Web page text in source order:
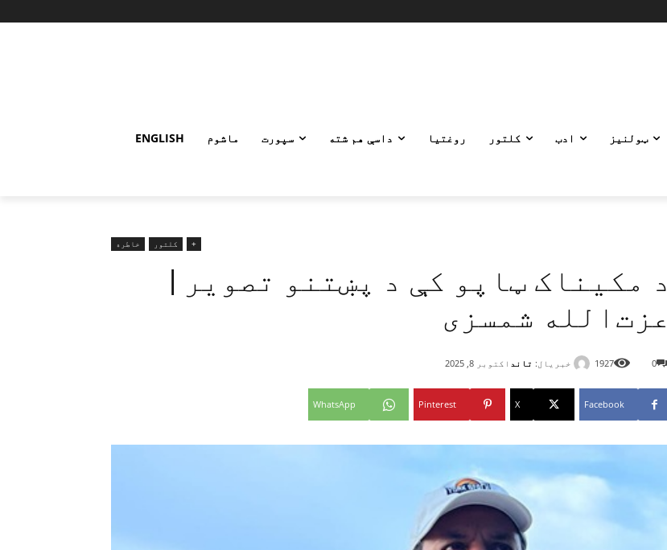
ټولنیز ادب کلتور روغتیا داسې هم شته سپورت ماشوم ENGLISH
+ کلتور خاطره
د مکیناک ټاپو کې د پښتنو تصویر |
عزت‌الله شمسزی
خبریال: تاند اکتوبر 8, 2025 0
1927
Facebook
X
Pinterest
WhatsApp